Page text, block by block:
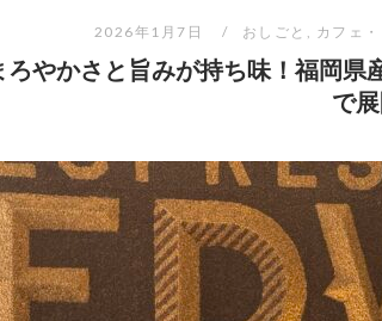
2026年1月7日 おしごと , カフェ
ろやかさと旨みが持ち味！福岡
で